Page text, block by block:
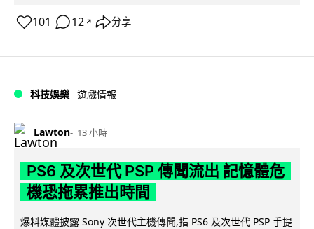
101 12 ↗ 分享
科技娛樂 遊戲情報
Lawton 13 小時
PS6 及次世代 PSP 傳聞流出 記憶體危
機恐拖累推出時間
爆料媒體披露 Sony 次世代主機傳聞,指 PS6 及次世代 PSP 手提